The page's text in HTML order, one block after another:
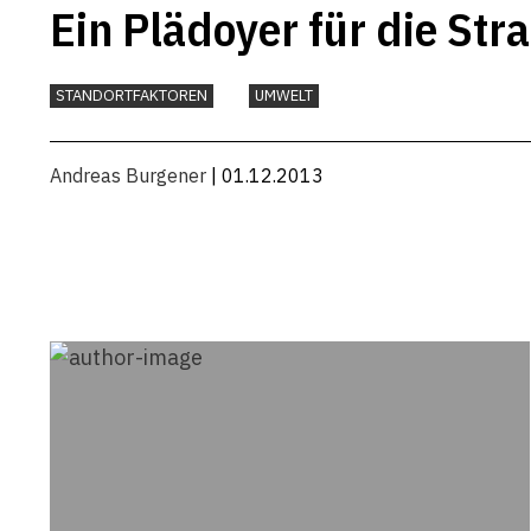
Ein Plädoyer für die
STANDORTFAKTOREN UMWELT
Andreas Burgener | 01.12.2013